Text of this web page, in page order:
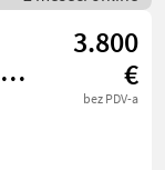
3.800
€
bez PDV-a